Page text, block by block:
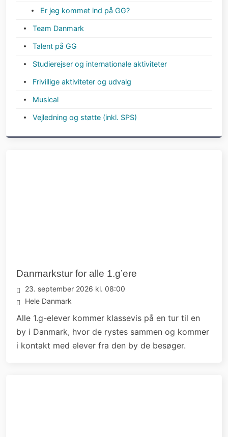
Er jeg kommet ind på GG?
Team Danmark
Talent på GG
Studierejser og internationale aktiviteter
Frivillige aktiviteter og udvalg
Musical
Vejledning og støtte (inkl. SPS)
Danmarkstur for alle 1.g’ere
23. september 2026 kl. 08:00
Hele Danmark
Alle 1.g-elever kommer klassevis på en tur til en
by i Danmark, hvor de rystes sammen og kommer
i kontakt med elever fra den by de besøger.